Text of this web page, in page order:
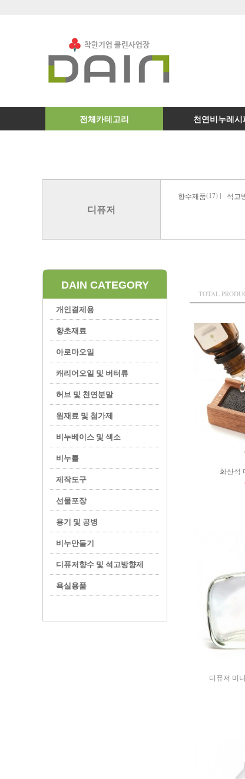
전체카테고리 천연비누레시
디퓨저
향수제품(17) | 석고
DAIN CATEGORY
개인결제용
향초재료
아로마오일
캐리어오일 및 버터류
허브 및 천연분말
원재료 및 첨가제
비누베이스 및 색소
비누틀
제작도구
선물포장
용기 및 공병
비누만들기
디퓨저향수 및 석고방향제
욕실용품
TOTAL
화산석
디퓨저 미